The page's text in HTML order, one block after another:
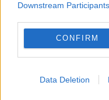
Downstream Participants
CONFIRM
Data Deletion
Drama lui
multă
A fost cumplit
14 MARTIE 2023